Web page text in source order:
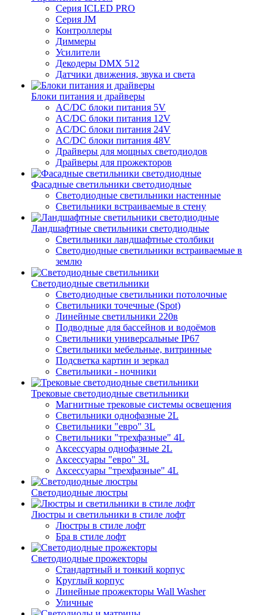
Серия ICLED PRO
Серия JM
Контроллеры
Диммеры
Усилители
Декодеры DMX 512
Датчики движения, звука и света
Блоки питания и драйверы
AC/DC блоки питания 5V
AC/DC блоки питания 12V
AC/DC блоки питания 24V
AC/DC блоки питания 48V
Драйверы для мощных светодиодов
Драйверы для прожекторов
Фасадные светильники светодиодные
Светодиодные светильники настенные
Светильники встраиваемые в стену
Ландшафтные светильники светодиодные
Светильники ландшафтные столбики
Светодиодные светильники встраиваемые в
землю
Светодиодные светильники
Светодиодные светильники потолочные
Светильники точечные (Spot)
Линейные светильники 220в
Подводные для бассейнов и водоёмов
Светильники универсальные IP67
Светильники мебельные, витринные
Подсветка картин и зеркал
Светильники - ночники
Трековые светодиодные светильники
Магнитные трековые системы освещения
Светильники однофазные 2L
Светильники "евро" 3L
Светильники "трехфазные" 4L
Аксессуары однофазные 2L
Аксессуары "евро" 3L
Аксессуары "трехфазные" 4L
Светодиодные люстры
Люстры и светильники в стиле лофт
Люстры в стиле лофт
Бра в стиле лофт
Светодиодные прожекторы
Стандартный и тонкий корпус
Круглый корпус
Линейные прожекторы Wall Washer
Уличные